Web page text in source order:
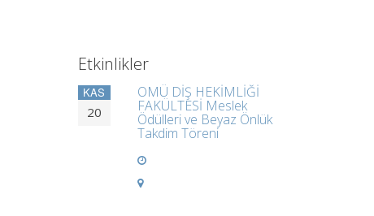
Etkinlikler
KAS
20
OMÜ DİŞ HEKİMLİĞİ
FAKÜLTESİ Meslek
Ödülleri ve Beyaz Önlük
Takdim Töreni